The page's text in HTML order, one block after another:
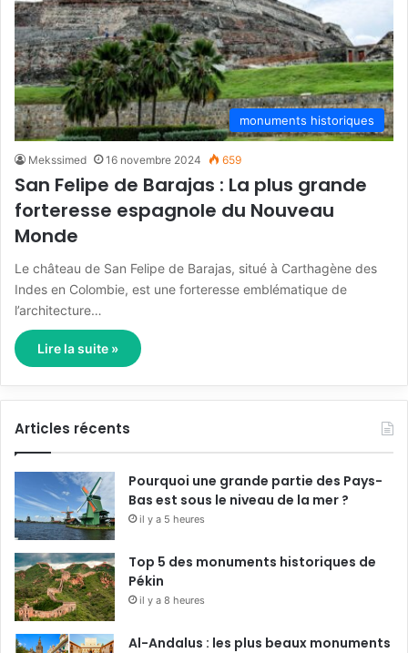
monuments historiques
Mekssimed 16 novembre 2024 659
San Felipe de Barajas : La plus grande
forteresse espagnole du Nouveau
Monde
Le château de San Felipe de Barajas, situé à Carthagène des
Indes en Colombie, est une forteresse emblématique de
l’architecture…
Lire la suite »
Articles récents
Pourquoi une grande partie des Pays-
Bas est sous le niveau de la mer ?
il y a 5 heures
Top 5 des monuments historiques de
Pékin
il y a 8 heures
Al-Andalus : les plus beaux monuments